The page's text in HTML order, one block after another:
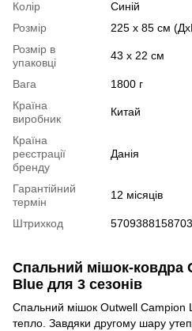
Колір
Синій
Розмір
225 x 85 см
Розмір в
упаковці
43 x 22 см
Вага
1800 г
Країна
виробник
Китай
Країна
реєстрації
бренду
Данія
Гарантійний
термін
12 місяців
Штрихкод 5709388158703
Спальний мішок-ковдра
Blue для 3 сезонів
Спальний мішок Outwell Campion
тепло. Завдяки другому шару